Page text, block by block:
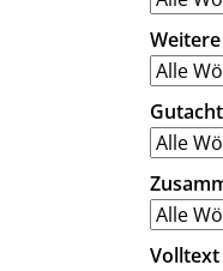
Volltext